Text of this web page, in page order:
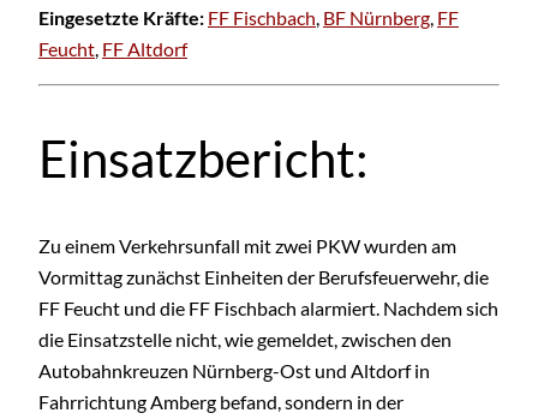
Eingesetzte Kräfte: FF Fischbach BF Nürnberg FF
Feucht FF Altdorf
Einsatzbericht:
Zu einem Verkehrsunfall mit zwei PKW wurden am
Vormittag zunächst Einheiten der Berufsfeuerwehr, die
FF Feucht und die FF Fischbach alarmiert. Nachdem sich
die Einsatzstelle nicht, wie gemeldet, zwischen den
Autobahnkreuzen Nürnberg-Ost und Altdorf in
Fahrrichtung Amberg befand, sondern in der